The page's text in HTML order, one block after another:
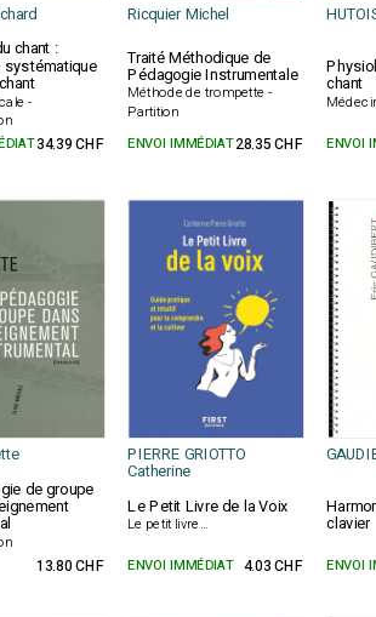
Ricquier Michel
chant :
systématique
-
Traité Méthodique de
Pédagogie Instrumentale
Méthode de trompette -
Partition
chant
34.39 CHF ENVOI IMMÉDIAT28.35 CHF ENVOI
PIERRE GRIOTTO
Catherine
de groupe
Le Petit Livre de la Voix
Le petit livre... clavier
13.80 CHF ENVOI IMMÉDIAT 4.03 CHF ENVOI